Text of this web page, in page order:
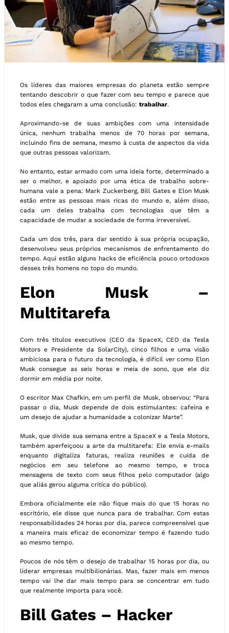
Os líderes das maiores empresas do planeta estão sempre
tentando descobrir o que fazer com seu tempo e parece que
todos eles chegaram a uma conclusão: trabalhar.
Aproximando-se de suas ambições com uma intensidade
única, nenhum trabalha menos de 70 horas por semana,
incluindo fins de semana, mesmo à custa de aspectos da vida
que outras pessoas valorizam.
No entanto, estar armado com uma ideia forte, determinado a
ser o melhor, e apoiado por uma ética de trabalho sobre-
humana vale a pena: Mark Zuckerberg, Bill Gates e Elon Musk
estão entre as pessoas mais ricas do mundo e, além disso,
cada um deles trabalha com tecnologias que têm a
capacidade de mudar a sociedade de forma irreversível.
Cada um dos três, para dar sentido à sua própria ocupação,
desenvolveu seus próprios mecanismos de enfrentamento do
tempo. Aqui estão alguns hacks de eficiência pouco ortodoxos
desses três homens no topo do mundo.
Elon Musk –
Multitarefa
Com três títulos executivos (CEO da SpaceX, CEO da Tesla
Motors e Presidente da SolarCity), cinco filhos e uma visão
ambiciosa para o futuro da tecnologia, é difícil ver como Elon
Musk consegue as seis horas e meia de sono, que ele diz
dormir em média por noite.
O escritor Max Chafkin, em um perfil de Musk, observou: “Para
passar o dia, Musk depende de dois estimulantes: cafeína e
um desejo de ajudar a humanidade a colonizar Marte”.
Musk, que divide sua semana entre a SpaceX e a Tesla Motors,
também aperfeiçoou a arte da multitarefa: Ele envia e-mails
enquanto digitaliza faturas, realiza reuniões e cuida de
negócios em seu telefone ao mesmo tempo, e troca
mensagens de texto com seus filhos pelo computador (algo
que aliás gerou alguma crítica do público).
Embora oficialmente ele não fique mais do que 15 horas no
escritório, ele disse que nunca para de trabalhar. Com estas
responsabilidades 24 horas por dia, parece compreensível que
a maneira mais eficaz de economizar tempo é fazendo tudo
ao mesmo tempo.
Poucos de nós têm o desejo de trabalhar 15 horas por dia, ou
liderar empresas multibilionárias. Mas, fazer mais em menos
tempo vai lhe dar mais tempo para se concentrar em tudo
que realmente importa para você.
Bill Gates – Hacker